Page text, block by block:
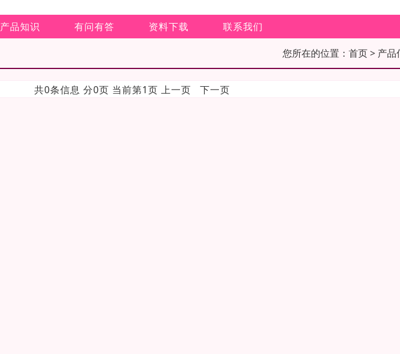
产品知识 有问有答 资料下载 联系我们
您所在的位置： 首页> 产品
共0条信息 分0页 当前第1页 上一页 下一页